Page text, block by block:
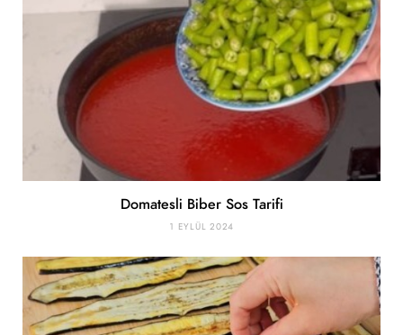
Domatesli Biber Sos Tarifi
1 EYLÜL 2024